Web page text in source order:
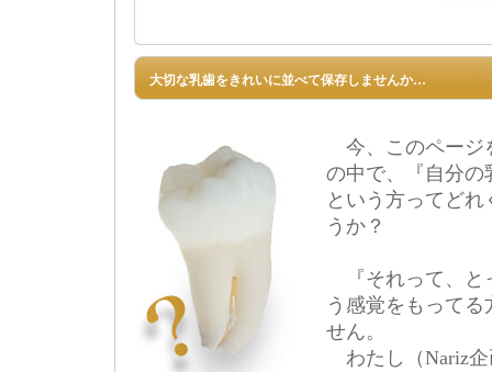
大切な乳歯をきれいに並べて保存しませんか…
今、このページ
の中で、『自分の
という方ってど
うか？
『それって、と
う感覚をもって
せん。
わたし（Nariz企